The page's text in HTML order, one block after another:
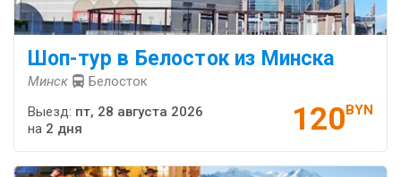
Шоп-тур в Белосток из Минска
Минск Белосток
120BYN
Выезд: пт, 28 августа 2026
на 2 дня